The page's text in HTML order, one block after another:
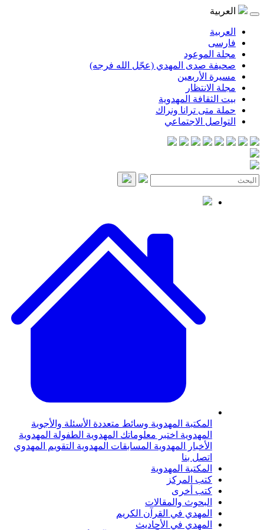
المهدي (عجّل الله فرجه)
المهدوية
ترانا ونراك
الاجتماعي
المهدويةوسائط متعددةالأسئلة والأجوبة
اختبر معلوماتك المهدويةالطفولة المهدوية
المهدويةالمسابقات المهدويةالتقويم المهدوي
المهدوية
والمقالات
في القرآن الكريم
في الأحاديث